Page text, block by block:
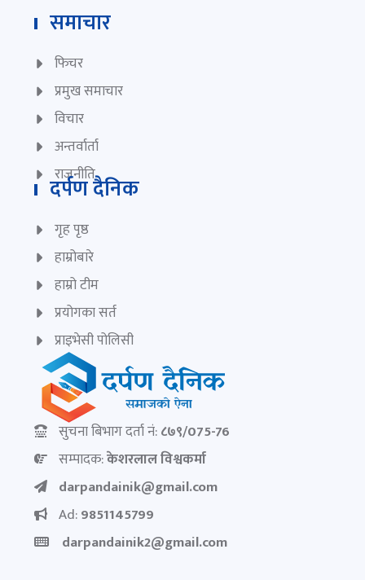
समाचार
फिचर
प्रमुख समाचार
विचार
अन्तर्वार्ता
राजनीति
दर्पण दैनिक
गृह पृष्ठ
हाम्रोबारे
हाम्रो टीम
प्रयोगका सर्त
प्राइभेसी पोलिसी
सुचना बिभाग दर्ता नं:८७९/075-76
सम्पादक:केशरलाल विश्वकर्मा
darpandainik@gmail.com
Ad:9851145799
darpandainik2@gmail.com